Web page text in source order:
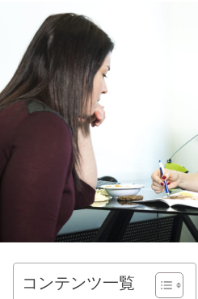
コンテンツ一覧